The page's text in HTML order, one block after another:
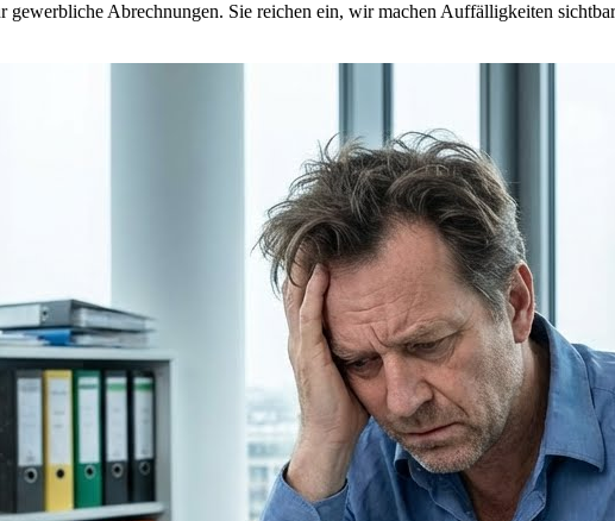
gewerbliche Abrechnungen. Sie reichen ein, wir machen Auffälligkeiten